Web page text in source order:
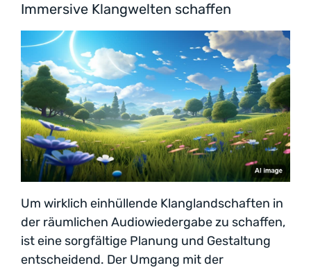
Immersive Klangwelten schaffen
Um wirklich einhüllende Klanglandschaften in
der räumlichen Audiowiedergabe zu schaffen,
ist eine sorgfältige Planung und Gestaltung
entscheidend. Der Umgang mit der